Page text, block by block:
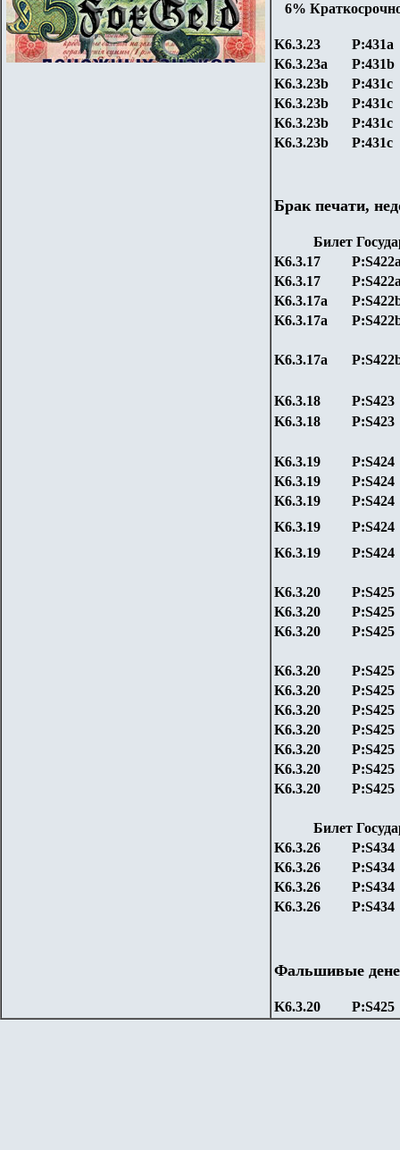
6%
K6.3.23
P:431a
K6.3.23a
P:431b
K6.3.23b
P:431c
K6.3.23b
P:431c
K6.3.23b
P:431c
K6.3.23b
P:431c
Брак печати,
Билет
K6.3.17
K6.3.17
K6.3.17а
K6.3.17а
K6.3.17а
K6.3.18
P:S423
K6.3.18
P:S423
K6.3.19
P:S424
K6.3.19
P:S424
K6.3.19
P:S424
K6.3.19
P:S424
K6.3.19
P:S424
K6.3.20
P:S425
K6.3.20
P:S425
K6.3.20
P:S425
K6.3.20
P:S425
K6.3.20
P:S425
K6.3.20
P:S425
K6.3.20
P:S425
K6.3.20
P:S425
K6.3.20
P:S425
K6.3.20
P:S425
Билет
K6.3.26
P:S434
K6.3.26
P:S434
K6.3.26
P:S434
K6.3.26
P:S434
Фальшивые
K6.3.20 P:S425